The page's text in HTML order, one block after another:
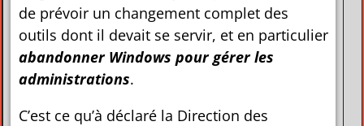
de prévoir un changement complet des
outils dont il devait se servir, et en particulier
abandonner Windows pour gérer les
administrations.
C’est ce qu’à déclaré la Direction des